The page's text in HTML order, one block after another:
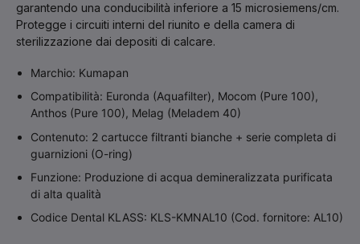
garantendo una conducibilità inferiore a 15 microsiemens/cm.
Protegge i circuiti interni del riunito e della camera di
sterilizzazione dai depositi di calcare.
Marchio: Kumapan
Compatibilità: Euronda (Aquafilter), Mocom (Pure 100),
Anthos (Pure 100), Melag (Meladem 40)
Contenuto: 2 cartucce filtranti bianche + serie completa di
guarnizioni (O-ring)
Funzione: Produzione di acqua demineralizzata purificata
di alta qualità
Codice Dental KLASS: KLS-KMNAL10 (Cod. fornitore: AL10)